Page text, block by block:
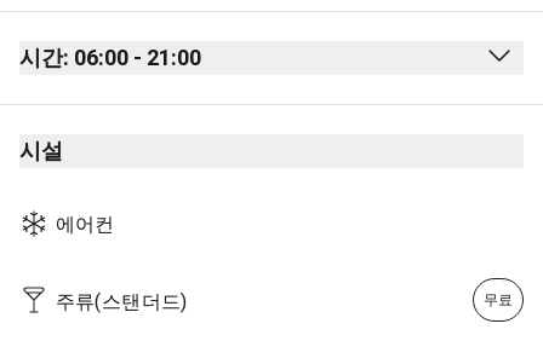
시간: 06:00 - 21:00
Monday 06:00 - 21:00
Tuesday
Thursday
Friday 06:00 - 21:00
시설
에어컨
주류(스탠더드) 무료